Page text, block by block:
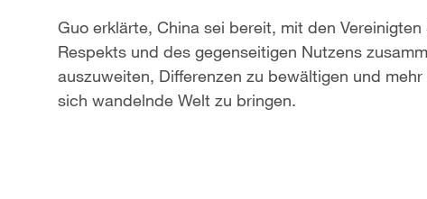
Guo erklärte, China sei bereit, mit den
Respekts und des gegenseitigen Nutzens
auszuweiten, Differenzen zu bewältigen und
sich wandelnde Welt zu bringen.